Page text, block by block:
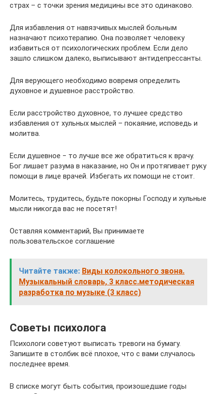
страх – с точки зрения медицины все это одинаково.
Для избавления от навязчивых мыслей больным
назначают психотерапию. Она позволяет человеку
избавиться от психологических проблем. Если дело
зашло слишком далеко, выписывают антидепрессанты.
Для верующего необходимо вовремя определить
духовное и душевное расстройство.
Если расстройство духовное, то лучшее средство
избавления от хульных мыслей – покаяние, исповедь и
молитва.
Если душевное ‒ то лучше все же обратиться к врачу.
Бог лишает разума в наказание, но Он и протягивает руку
помощи в лице врачей. Избегать их помощи не стоит.
Молитесь, трудитесь, будьте покорны Господу и хульные
мысли никогда вас не посетят!
Оставляя комментарий, Вы принимаете
пользовательское соглашение
Читайте также: Виды колокольного звона.
Музыкальный словарь, 3 класс.методическая
разработка по музыке (3 класс)
Советы психолога
Психологи советуют выписать тревоги на бумагу.
Запишите в столбик всё плохое, что с вами случалось
последнее время.
В списке могут быть события, произошедшие годы